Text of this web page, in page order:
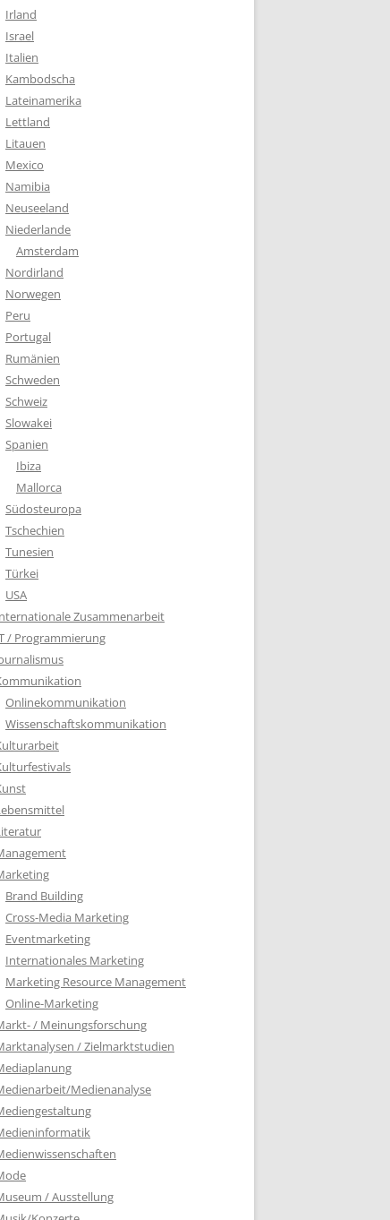
Irland
Israel
Italien
Kambodscha
Lateinamerika
Lettland
Litauen
Mexico
Namibia
Neuseeland
Niederlande
Amsterdam
Nordirland
Norwegen
Peru
Portugal
Rumänien
Schweden
Schweiz
Slowakei
Spanien
Ibiza
Mallorca
Südosteuropa
Tschechien
Tunesien
Türkei
USA
Zusammenarbeit
/ Programmierung
Onlinekommunikation
Wissenschaftskommunikation
Brand Building
Cross-Media Marketing
Eventmarketing
Internationales Marketing
Marketing Resource Management
Online-Marketing
/ Meinungsforschung
/ Zielmarktstudien
Medienanalyse
/ Ausstellung